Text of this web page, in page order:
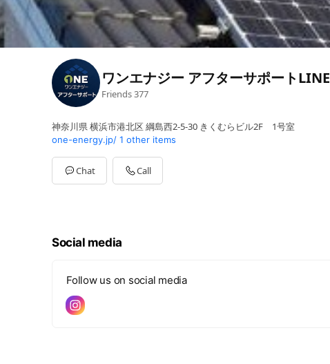
ワンエナジー アフターサポートLINE
Friends377
神奈川県 横浜市港北区 綱島西2-5-30 きくむらビル2F 1号室
one-energy.jp/ 1 other items
Chat Call
Social media
Follow us on social media